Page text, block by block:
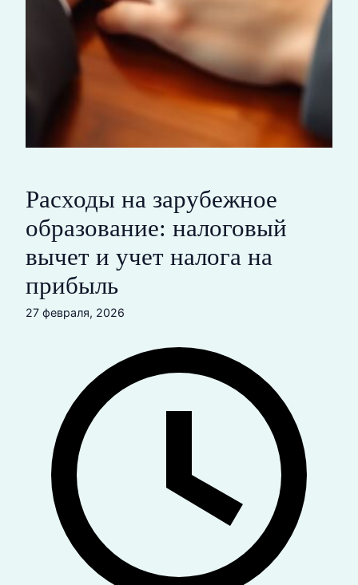
Расходы на зарубежное
образование: налоговый
вычет и учет налога на
прибыль
27 февраля, 2026